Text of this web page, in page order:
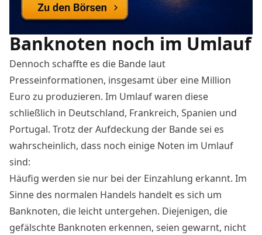
Banknoten noch im Umlauf
Dennoch schaffte es die Bande laut
Presseinformationen, insgesamt über eine Million
Euro zu produzieren. Im Umlauf waren diese
schließlich in Deutschland, Frankreich, Spanien und
Portugal. Trotz der Aufdeckung der Bande sei es
wahrscheinlich, dass noch einige Noten im Umlauf
sind:
Häufig werden sie nur bei der Einzahlung erkannt. Im
Sinne des normalen Handels handelt es sich um
Banknoten, die leicht untergehen. Diejenigen, die
gefälschte Banknoten erkennen, seien gewarnt, nicht